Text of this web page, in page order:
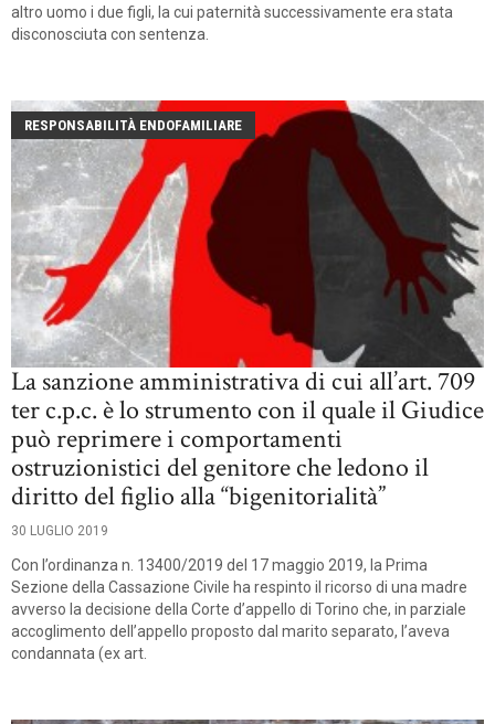
altro uomo i due figli, la cui paternità successivamente era stata
disconosciuta con sentenza.
RESPONSABILITÀ ENDOFAMILIARE
La sanzione amministrativa di cui all’art. 709
ter c.p.c. è lo strumento con il quale il Giudice
può reprimere i comportamenti
ostruzionistici del genitore che ledono il
diritto del figlio alla “bigenitorialità”
30 LUGLIO 2019
Con l’ordinanza n. 13400/2019 del 17 maggio 2019, la Prima
Sezione della Cassazione Civile ha respinto il ricorso di una madre
avverso la decisione della Corte d’appello di Torino che, in parziale
accoglimento dell’appello proposto dal marito separato, l’aveva
condannata (ex art.